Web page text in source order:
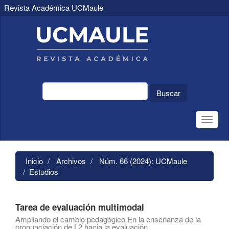
Revista Académica UCMaule
principal
Contenido
principal
Barra
Buscar
Toggle
Inicio Archivos
Núm. 66 (2024): UCMaule
Estudios
Tarea de evaluación multimodal
Ampliando el cambio pedagógico En la enseñanza de la
pronunciación de L2 hacia la evaluación